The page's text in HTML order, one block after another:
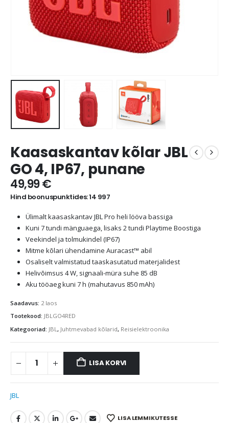
Kaasaskantav kõlar JBL
GO 4, IP67, punane
49,99€
Hind boonuspunktides: 14 997
Ülimalt kaasaskantav JBL Pro heli lööva bassiga
Kuni 7 tundi mänguaega, lisaks 2 tundi Playtime Boostiga
Veekindel ja tolmukindel (IP67)
Mitme kõlari ühendamine Auracast™ abil
Osaliselt valmistatud taaskasutatud materjalidest
Helivõimsus 4 W, signaali-müra suhe 85 dB
Aku tööaeg kuni 7 h (mahutavus 850 mAh)
Saadavus: 2 laos
Tootekood: JBLGO4RED
Kategooriad: JBL, Juhtmevabad kõlarid, Reisielektroonika
LISA KORVI
JBL
LISA LEMMIKUTESSE